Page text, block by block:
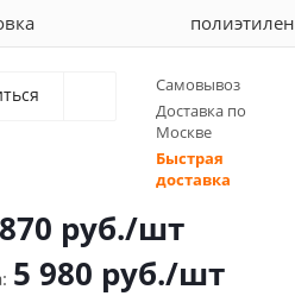
полиэтилен
Самовывоз
Доставка по
Москве
Быстрая
доставка
руб./шт
5 980 руб./шт